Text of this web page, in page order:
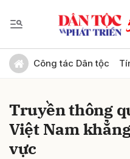
Công tác Dân tộc
Truyền thông
Việt Nam
vực
Gửi bình luận